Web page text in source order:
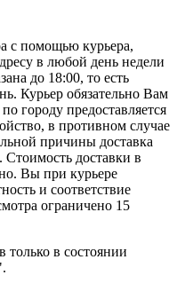
с помощью курьера,
в любой день недели
до 18:00, то есть
Курьер обязательно Вам
городу предоставляется
в противном случае
причины доставка
Стоимость доставки в
Вы при курьере
и соответствие
ограничено 15
только в состоянии